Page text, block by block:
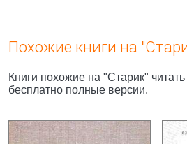
Похожие книги на
Книги похожие на "Старик"
бесплатно полные версии.